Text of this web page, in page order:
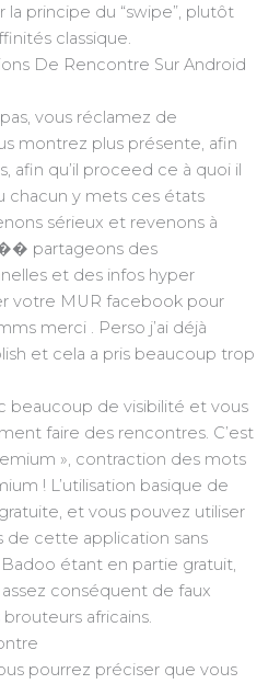
principe du “swipe”, plutôt
classique.
De Rencontre Sur Android
vous réclamez de
montrez plus présente, afin
afin qu’il proceed ce à quoi il
chacun y mets ces états
sérieux et revenons à
partageons des
et des infos hyper
votre MUR facebook pour
merci . Perso j’ai déjà
et cela a pris beaucoup trop
beaucoup de visibilité et vous
faire des rencontres. C’est
», contraction des mots
! L’utilisation basique de
et vous pouvez utiliser
de cette application sans
étant en partie gratuit,
conséquent de faux
africains.
pourrez préciser que vous